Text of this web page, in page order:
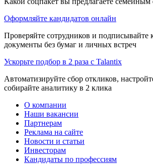
Оформляйте кандидатов онлайн
Проверяйте сотрудников и подписывайте
документы без бумаг и личных встреч
Ускорьте подбор в 2 раза с Talantix
Автоматизируйте сбор откликов,
собирайте аналитику в 2 клика
О компании
Наши вакансии
Партнерам
Реклама на сайте
Новости и статьи
Инвесторам
Кандидаты по профессиям